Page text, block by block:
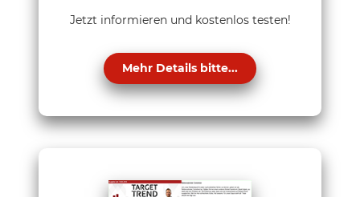
Jetzt informieren und kostenlos testen!
Mehr Details bitte...